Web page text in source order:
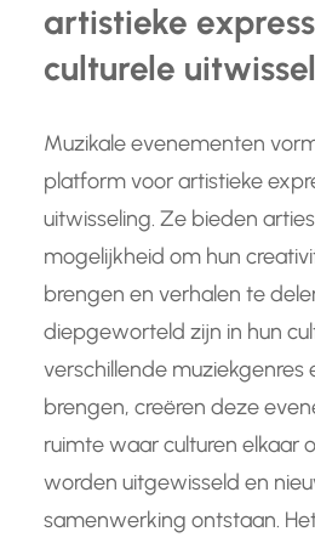
artistieke
culturele
Muzikale evenementen
platform voor artistieke
uitwisseling. Ze bieden
mogelijkheid om hun
brengen en verhalen te
diepgeworteld zijn in hun
verschillende muziekgenres
brengen, creëren deze
ruimte waar culturen elkaar
worden uitgewisseld en
samenwerking ontstaan.